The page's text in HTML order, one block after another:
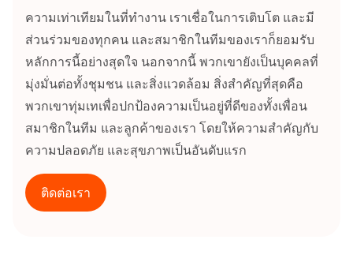
ความเท่าเทียมในที่ทำงาน เราเชื่อในการเติบโต และมี
ส่วนร่วมของทุกคน และสมาชิกในทีมของเราก็ยอมรับ
หลักการนี้อย่างสุดใจ นอกจากนี้ พวกเขายังเป็นบุคคลที่
มุ่งมั่นต่อทั้งชุมชน และสิ่งแวดล้อม สิ่งสำคัญที่สุดคือ
พวกเขาทุ่มเทเพื่อปกป้องความเป็นอยู่ที่ดีของทั้งเพื่อน
สมาชิกในทีม และลูกค้าของเรา โดยให้ความสำคัญกับ
ความปลอดภัย และสุขภาพเป็นอันดับแรก
ติดต่อเรา